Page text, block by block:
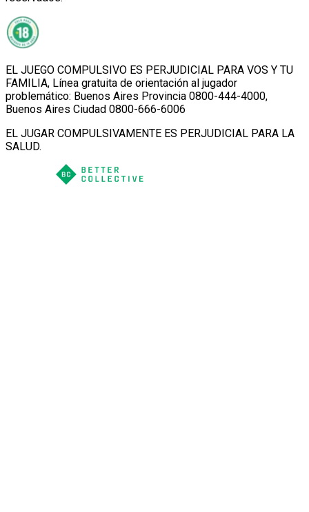
EL JUEGO COMPULSIVO ES PERJUDICIAL PARA VOS Y TU
FAMILIA, Línea gratuita de orientación al jugador
problemático: Buenos Aires Provincia 0800-444-4000,
Buenos Aires Ciudad 0800-666-6006
EL JUGAR COMPULSIVAMENTE ES PERJUDICIAL PARA LA
SALUD.